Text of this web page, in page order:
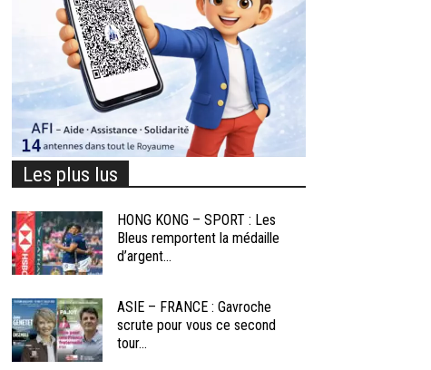
Les plus lus
HONG KONG – SPORT : Les
Bleus remportent la médaille
d’argent...
ASIE – FRANCE : Gavroche
scrute pour vous ce second
tour...